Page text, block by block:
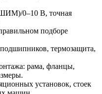
0–10 В, точная
подборе
термозащита,
рама, фланцы,
установок, стоек